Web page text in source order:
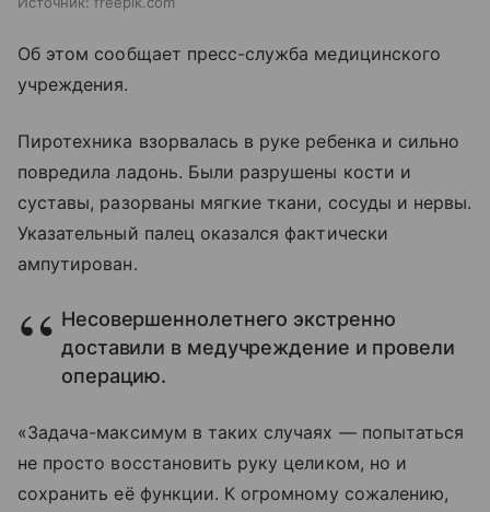
Об этом сообщает пресс-служба медицинского
учреждения.
Пиротехника взорвалась в руке ребенка и сильно
повредила ладонь. Были разрушены кости и
суставы, разорваны мягкие ткани, сосуды и нервы.
Указательный палец оказался фактически
ампутирован.
Несовершеннолетнего экстренно
доставили в медучреждение и провели
операцию.
«Задача-максимум в таких случаях — попытаться
не просто восстановить руку целиком, но и
сохранить её функции. К огромному сожалению,